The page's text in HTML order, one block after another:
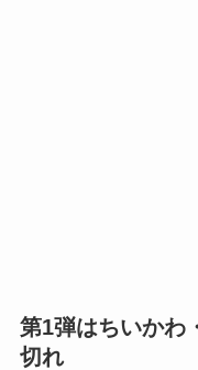
第1弾はちいかわ
切れ